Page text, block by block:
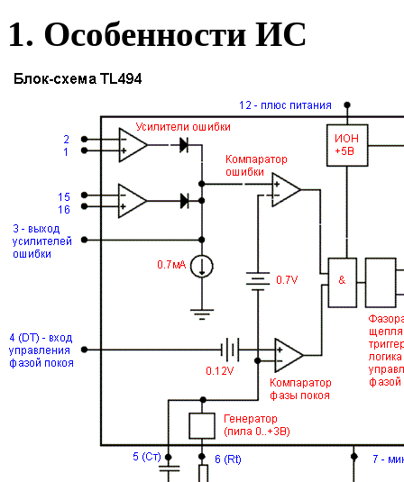
1. Особенности ИС